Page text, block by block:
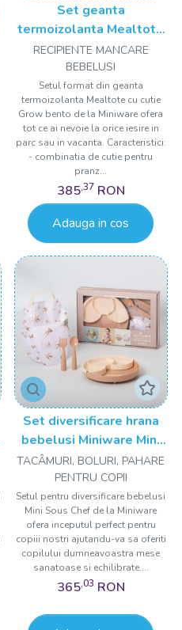
Set geanta
termoizolanta Mealtote
cu cutie Grow bento,
Miniware Ready Go!
Bento, 4 piese, Golden
Swallow
RECIPIENTE MANCARE
BEBELUSI
Setul format din geanta
termoizolanta Mealtote cu cutie
Grow bento de la Miniware ofera
tot ce ai nevoie la orice iesire in
parc sau in vacanta. Caracteristici:
- combinatia de cutie pentru
pranz...
385,37 RON
Adauga in cos
Set diversificare hrana
bebelusi Miniware Mini
Sous Chef 100% din
materiale naturale
biodegradabile, 6 piese,
Golden Harvest
TACÂMURI, BOLURI, PAHARE
PENTRU COPII
Setul pentru diversificare bebelusi
Mini Sous Chef de la Miniware
ofera inceputul perfect pentru
copiii nostri ajutandu-va sa oferiti
copilului dumneavoastra mese
sanatoase si echilibrate....
365,03 RON